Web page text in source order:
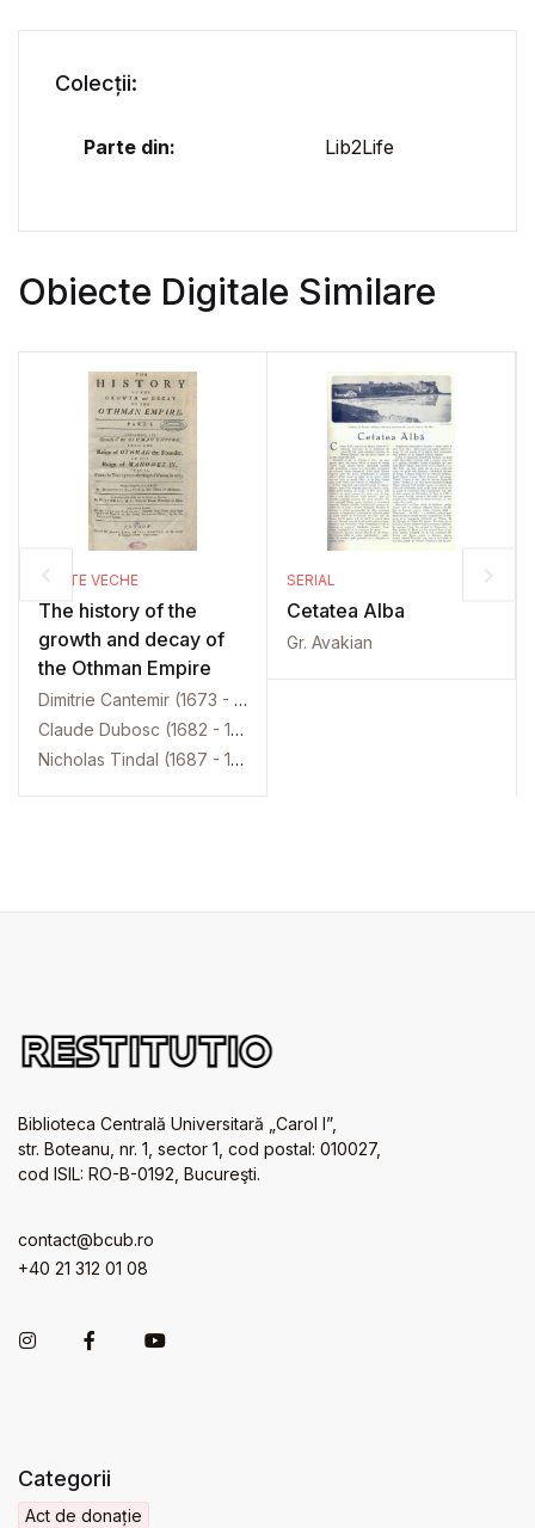
Colecții:
Parte din: Lib2Life
Obiecte Digitale Similare
CARTE VECHE
The history of the
growth and decay of
the Othman Empire
Dimitrie Cantemir (1673 - 1723)
Claude Dubosc (1682 - 1745)
Nicholas Tindal (1687 - 1774)
SERIAL
Cetatea Alba
Gr. Avakian
Biblioteca Centrală Universitară „Carol I”,
str. Boteanu, nr. 1, sector 1, cod postal: 010027,
cod ISIL: RO-B-0192, Bucureşti.
contact@bcub.ro
+40 21 312 01 08
Categorii
Act de donație